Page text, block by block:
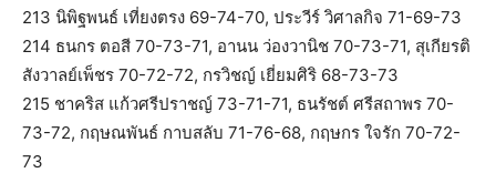
213 นิพิฐพนธ์ เที่ยงตรง 69-74-70, ประวีร์ วิศาลกิจ 71-69-73
214 ธนกร ตอสี 70-73-71, อานน ว่องวานิช 70-73-71, สุเกียรติ
สังวาลย์เพ็ชร 70-72-72, กรวิชญ์ เยี่ยมศิริ 68-73-73
215 ชาคริส แก้วศรีปราชญ์ 73-71-71, ธนรัชต์ ศรีสถาพร 70-
73-72, กฤษณพันธ์ กาบสลับ 71-76-68, กฤษกร ใจรัก 70-72-
73